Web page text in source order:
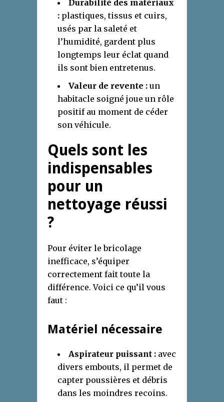
Durabilité des matériaux
: plastiques, tissus et cuirs,
usés par la saleté et
l’humidité, gardent plus
longtemps leur éclat quand
ils sont bien entretenus.
Valeur de revente : un
habitacle soigné joue un rôle
positif au moment de céder
son véhicule.
Quels sont les
indispensables
pour un
nettoyage réussi
?
Pour éviter le bricolage
inefficace, s’équiper
correctement fait toute la
différence. Voici ce qu’il vous
faut :
Matériel nécessaire
Aspirateur puissant : avec
divers embouts, il permet de
capter poussières et débris
dans les moindres recoins.